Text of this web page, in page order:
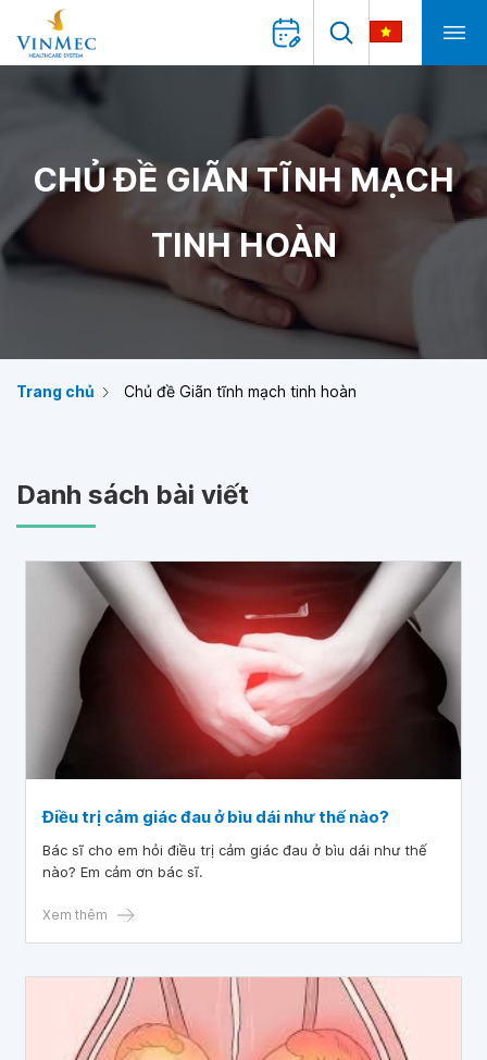
CHỦ ĐỀ GIÃN TĨNH MẠCH
TINH HOÀN
Trang chủ Chủ đề Giãn tĩnh mạch tinh hoàn
Danh sách bài viết
Điều trị cảm giác đau ở bìu dái như thế nào?
Bác sĩ cho em hỏi điều trị cảm giác đau ở bìu dái như thế
nào? Em cảm ơn bác sĩ.
Xem thêm